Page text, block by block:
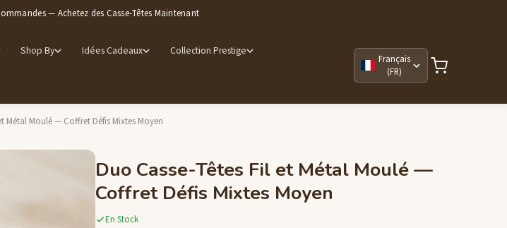
— Achetez des Casse-Têtes Maintenant
Shop By Idées Cadeaux Collection Prestige
Français
(FR)
Métal Moulé — Coffret Défis Mixtes Moyen
Duo Casse-Têtes Fil et Métal Moulé —
Coffret Défis Mixtes Moyen
En Stock